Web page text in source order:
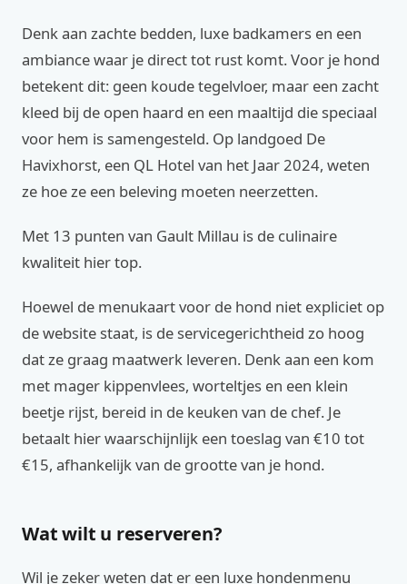
Denk aan zachte bedden, luxe badkamers en een
ambiance waar je direct tot rust komt. Voor je hond
betekent dit: geen koude tegelvloer, maar een zacht
kleed bij de open haard en een maaltijd die speciaal
voor hem is samengesteld. Op landgoed De
Havixhorst, een QL Hotel van het Jaar 2024, weten
ze hoe ze een beleving moeten neerzetten.
Met 13 punten van Gault Millau is de culinaire
kwaliteit hier top.
Hoewel de menukaart voor de hond niet expliciet op
de website staat, is de servicegerichtheid zo hoog
dat ze graag maatwerk leveren. Denk aan een kom
met mager kippenvlees, worteltjes en een klein
beetje rijst, bereid in de keuken van de chef. Je
betaalt hier waarschijnlijk een toeslag van €10 tot
€15, afhankelijk van de grootte van je hond.
Wat wilt u reserveren?
Wil je zeker weten dat er een luxe hondenmenu